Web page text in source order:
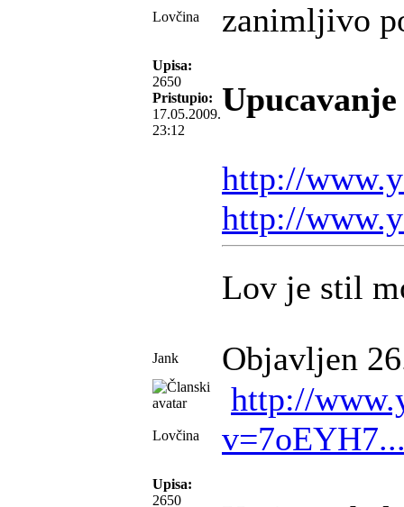
Lovčina
Upisa:
2650
Pristupio:
17.05.2009.
23:12
zanimljivo
http://
http://
Lov je stil
Jank Objavljen
Lovčina
Upisa:
2650
http://